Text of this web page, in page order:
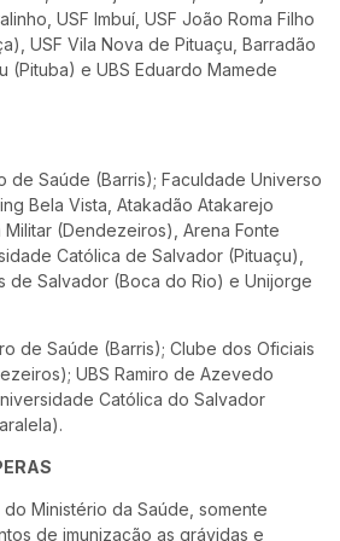
USF Imbuí, USF João Roma Filho
USF Vila Nova de Pituaçu, Barradão
(Pituba) e UBS Eduardo Mamede
de Saúde (Barris); Faculdade Universo
Bela Vista, Atakadão Atakarejo
(Dendezeiros), Arena Fonte
Católica de Salvador (Pituaçu),
de Salvador (Boca do Rio) e Unijorge
de Saúde (Barris); Clube dos Oficiais
UBS Ramiro de Azevedo
Católica do Salvador
Ministério da Saúde, somente
de imunização as grávidas e